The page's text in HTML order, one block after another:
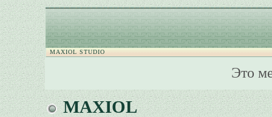
MAXIOL STUDIO
Это
MAXIOL